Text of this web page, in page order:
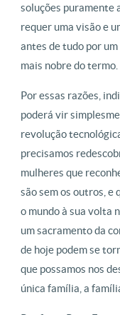
soluções puramente
requer uma visão e
antes de tudo por
mais nobre do termo.
Por essas razões,
poderá vir
revolução
precisamos
mulheres que
são sem os outros, e
o mundo à sua volta
um sacramento da
de hoje podem se
que possamos nos
única família, a